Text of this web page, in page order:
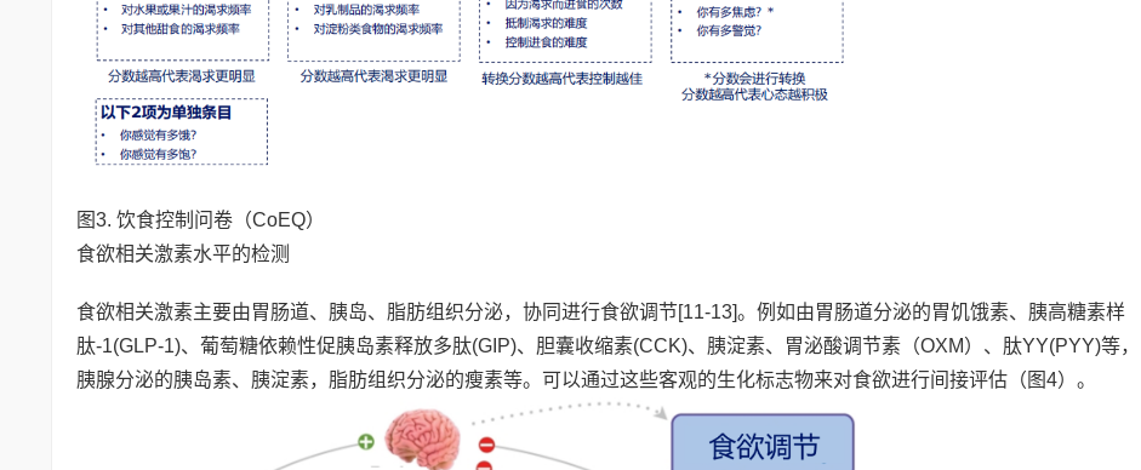
图3. 饮食控制问卷（CoEQ）
食欲相关激素水平的检测
食欲相关激素主要由胃肠道、胰岛、脂肪组织分泌，协同进行食欲调节[11-13]。例如由胃肠道分泌的胃饥饿素、胰高糖素样
肽-1(GLP-1)、葡萄糖依赖性促胰岛素释放多肽(GIP)、胆囊收缩素(CCK)、胰淀素、胃泌酸调节素（OXM）、肽YY(PYY)等，
胰腺分泌的胰岛素、胰淀素，脂肪组织分泌的瘦素等。可以通过这些客观的生化标志物来对食欲进行间接评估（图4）。